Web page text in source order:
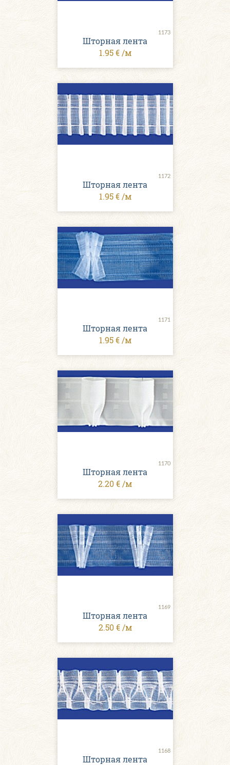
1173
Шторная лента
1.95 € /м
1172
Шторная лента
1.95 € /м
1171
Шторная лента
1.95 € /м
1170
Шторная лента
2.20 € /м
1169
Шторная лента
2.50 € /м
1168
Шторная лента